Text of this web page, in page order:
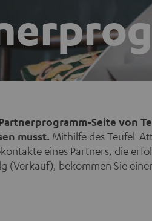
Seite von
musst. Mithilfe des Teufel-
eines Partners, die
(Verkauf), bekommen Sie